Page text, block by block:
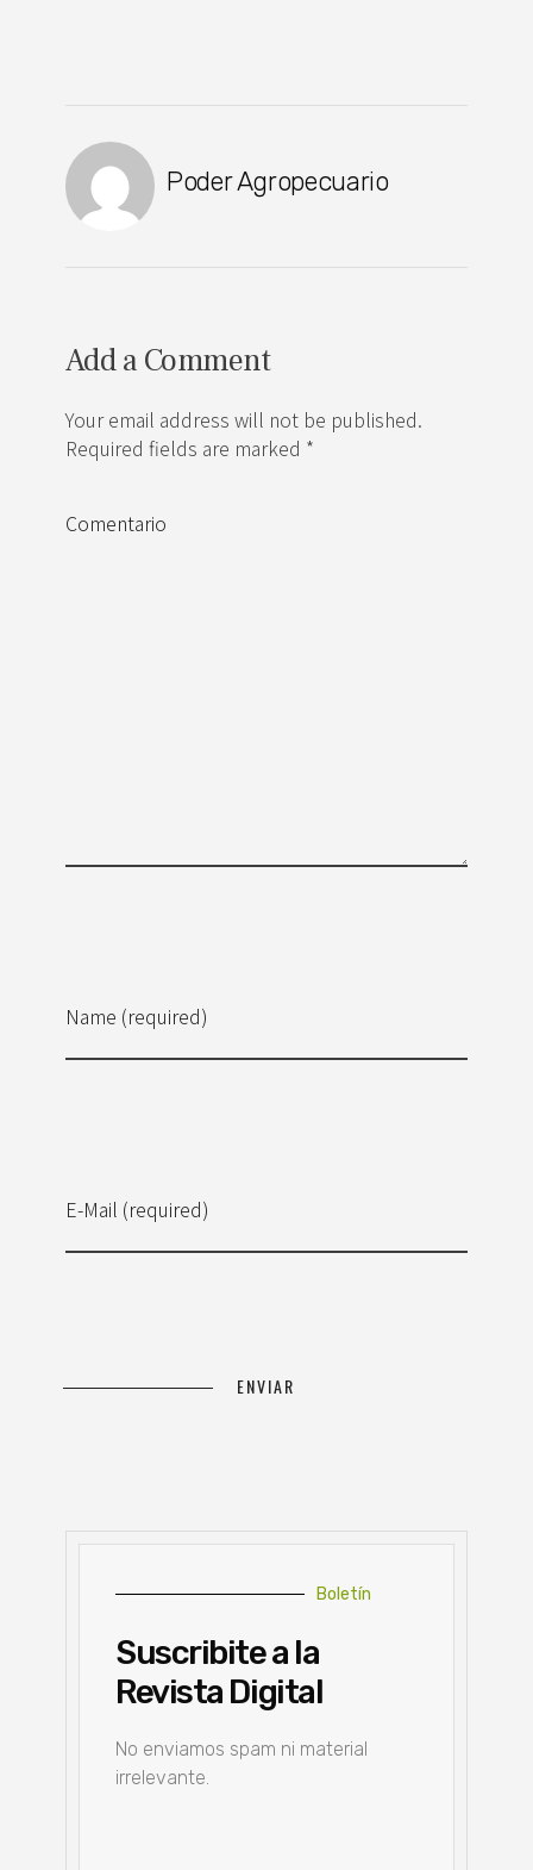
Poder Agropecuario
Add a Comment
Your email address will not be published.
Required fields are marked *
Name (required)
E-Mail (required)
Comentario
Boletín
Suscribite a la
Revista Digital
No enviamos spam ni material
irrelevante.